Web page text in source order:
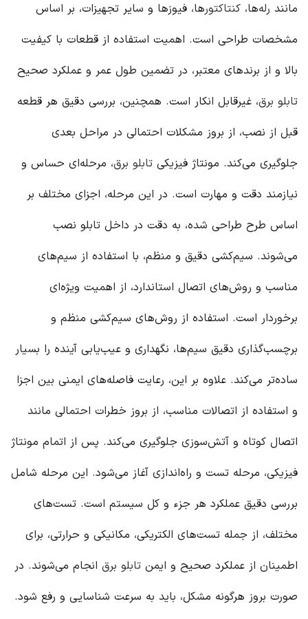
مانند رله‌ها، کنتاکتورها، فیوزها و سایر تجهیزات، بر اساس
مشخصات طراحی است. اهمیت استفاده از قطعات با کیفیت
بالا و از برندهای معتبر، در تضمین طول عمر و عملکرد صحیح
تابلو برق، غیرقابل انکار است. همچنین، بررسی دقیق هر قطعه
قبل از نصب، از بروز مشکلات احتمالی در مراحل بعدی
جلوگیری می‌کند. مونتاژ فیزیکی تابلو برق، مرحله‌ای حساس و
نیازمند دقت و مهارت است. در این مرحله، اجزای مختلف بر
اساس طرح طراحی شده، به دقت در داخل تابلو نصب
می‌شوند. سیم‌کشی دقیق و منظم، با استفاده از سیم‌های
مناسب و روش‌های اتصال استاندارد، از اهمیت ویژه‌ای
برخوردار است. استفاده از روش‌های سیم‌کشی منظم و
برچسب‌گذاری دقیق سیم‌ها، نگهداری و عیب‌یابی آینده را بسیار
ساده‌تر می‌کند. علاوه بر این، رعایت فاصله‌های ایمنی بین اجزا
و استفاده از اتصالات مناسب، از بروز خطرات احتمالی مانند
اتصال کوتاه و آتش‌سوزی جلوگیری می‌کند. پس از اتمام مونتاژ
فیزیکی، مرحله تست و راه‌اندازی آغاز می‌شود. این مرحله شامل
بررسی دقیق عملکرد هر جزء و کل سیستم است. تست‌های
مختلف، از جمله تست‌های الکتریکی، مکانیکی و حرارتی، برای
اطمینان از عملکرد صحیح و ایمن تابلو برق انجام می‌شوند. در
صورت بروز هرگونه مشکل، باید به سرعت شناسایی و رفع شود.